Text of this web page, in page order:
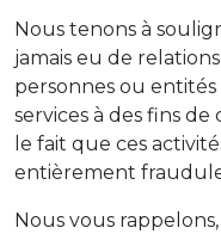
Nous tenons à
jamais eu de
personnes ou entités
services à des fins
le fait que ces
entièrement
Nous vous